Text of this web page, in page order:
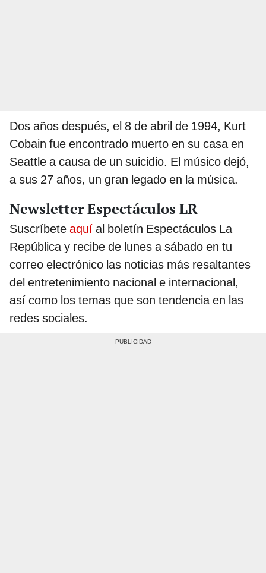
Dos años después, el 8 de abril de 1994, Kurt
Cobain fue encontrado muerto en su casa en
Seattle a causa de un suicidio. El músico dejó,
a sus 27 años, un gran legado en la música.
Newsletter Espectáculos LR
Suscríbete aquí al boletín Espectáculos La
República y recibe de lunes a sábado en tu
correo electrónico las noticias más resaltantes
del entretenimiento nacional e internacional,
así como los temas que son tendencia en las
redes sociales.